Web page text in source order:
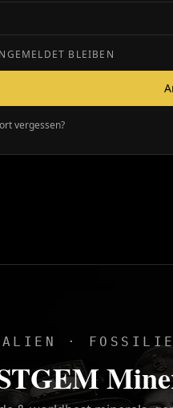
BLEIBEN
vergessen?
·